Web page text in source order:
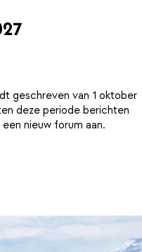
geschreven van 1 oktober
deze periode berichten
nieuw forum aan.